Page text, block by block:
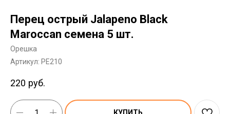
Перец острый Jalapeno Black
Maroccan семена 5 шт.
Орешка
Артикул: PE210
220 руб.